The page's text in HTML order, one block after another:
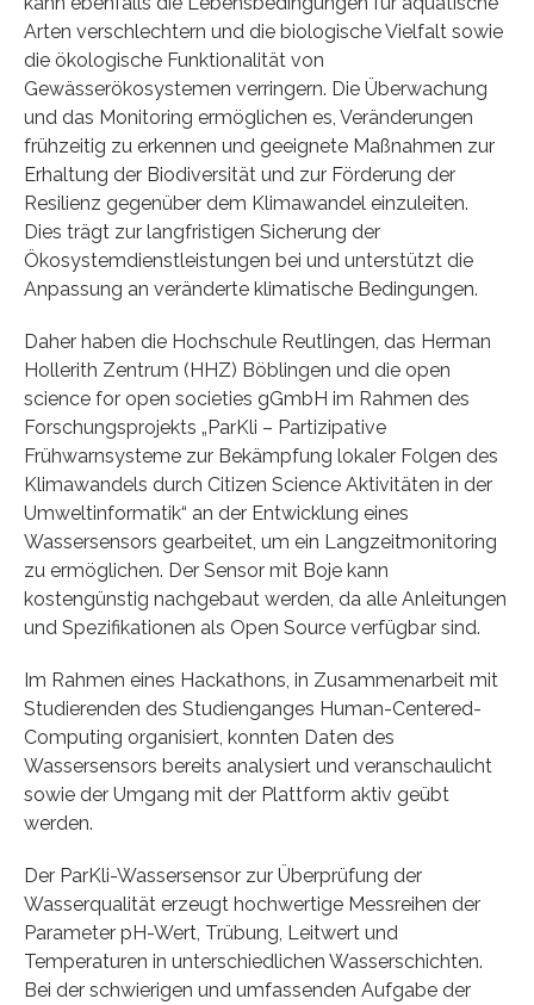
Arten verschlechtern und die biologische Vielfalt sowie
die ökologische Funktionalität von
Gewässerökosystemen verringern. Die Überwachung
und das Monitoring ermöglichen es, Veränderungen
frühzeitig zu erkennen und geeignete Maßnahmen zur
Erhaltung der Biodiversität und zur Förderung der
Resilienz gegenüber dem Klimawandel einzuleiten.
Dies trägt zur langfristigen Sicherung der
Ökosystemdienstleistungen bei und unterstützt die
Anpassung an veränderte klimatische Bedingungen.
Daher haben die Hochschule Reutlingen, das Herman
Hollerith Zentrum (HHZ) Böblingen und die open
science for open societies gGmbH im Rahmen des
Forschungsprojekts „ParKli – Partizipative
Frühwarnsysteme zur Bekämpfung lokaler Folgen des
Klimawandels durch Citizen Science Aktivitäten in der
Umweltinformatik“ an der Entwicklung eines
Wassersensors gearbeitet, um ein Langzeitmonitoring
zu ermöglichen. Der Sensor mit Boje kann
kostengünstig nachgebaut werden, da alle Anleitungen
und Spezifikationen als Open Source verfügbar sind.
Im Rahmen eines Hackathons, in Zusammenarbeit mit
Studierenden des Studienganges Human-Centered-
Computing organisiert, konnten Daten des
Wassersensors bereits analysiert und veranschaulicht
sowie der Umgang mit der Plattform aktiv geübt
werden.
Der ParKli-Wassersensor zur Überprüfung der
Wasserqualität erzeugt hochwertige Messreihen der
Parameter pH-Wert, Trübung, Leitwert und
Temperaturen in unterschiedlichen Wasserschichten.
Bei der schwierigen und umfassenden Aufgabe der